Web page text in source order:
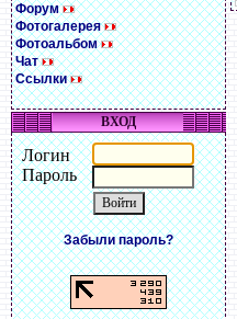
Форум
Фотогалерея
Фотоальбом
Чат
Ссылки
ВХОД
Логин
Пароль
Забыли пароль?